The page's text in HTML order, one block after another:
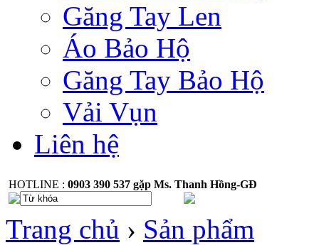
Găng Tay Len
Áo Bảo Hộ
Găng Tay Bảo Hộ
Vải Vụn
Liên hệ
HOTLINE : 0903 390 537 gặp Ms. Thanh Hồng-GĐ
Trang chủ › Sản phẩm